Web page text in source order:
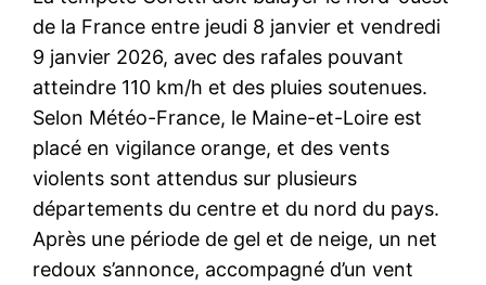
de la France entre jeudi 8 janvier et vendredi
9 janvier 2026, avec des rafales pouvant
atteindre 110 km/h et des pluies soutenues.
Selon Météo-France, le Maine-et-Loire est
placé en vigilance orange, et des vents
violents sont attendus sur plusieurs
départements du centre et du nord du pays.
Après une période de gel et de neige, un net
redoux s’annonce, accompagné d’un vent